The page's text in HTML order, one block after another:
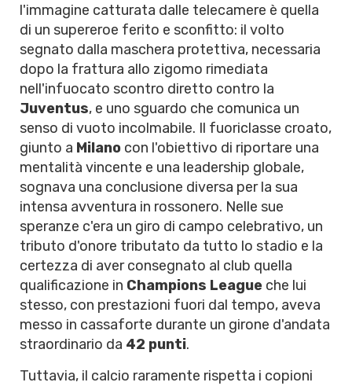
l'immagine catturata dalle telecamere è quella
di un supereroe ferito e sconfitto: il volto
segnato dalla maschera protettiva, necessaria
dopo la frattura allo zigomo rimediata
nell'infuocato scontro diretto contro la
Juventus, e uno sguardo che comunica un
senso di vuoto incolmabile. Il fuoriclasse croato,
giunto a Milano con l'obiettivo di riportare una
mentalità vincente e una leadership globale,
sognava una conclusione diversa per la sua
intensa avventura in rossonero. Nelle sue
speranze c'era un giro di campo celebrativo, un
tributo d'onore tributato da tutto lo stadio e la
certezza di aver consegnato al club quella
qualificazione in Champions League che lui
stesso, con prestazioni fuori dal tempo, aveva
messo in cassaforte durante un girone d'andata
straordinario da 42 punti.
Tuttavia, il calcio raramente rispetta i copioni